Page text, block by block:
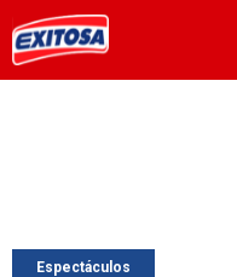
Espectáculos